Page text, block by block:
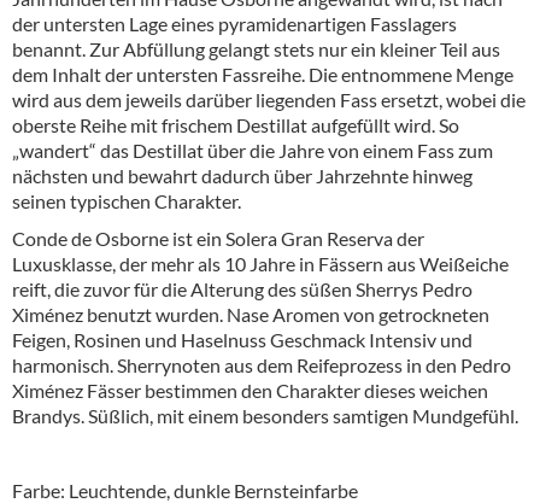
der untersten Lage eines pyramidenartigen Fasslagers
benannt. Zur Abfüllung gelangt stets nur ein kleiner Teil aus
dem Inhalt der untersten Fassreihe. Die entnommene Menge
wird aus dem jeweils darüber liegenden Fass ersetzt, wobei die
oberste Reihe mit frischem Destillat aufgefüllt wird. So
„wandert“ das Destillat über die Jahre von einem Fass zum
nächsten und bewahrt dadurch über Jahrzehnte hinweg
seinen typischen Charakter.
Conde de Osborne ist ein Solera Gran Reserva der
Luxusklasse, der mehr als 10 Jahre in Fässern aus Weißeiche
reift, die zuvor für die Alterung des süßen Sherrys Pedro
Ximénez benutzt wurden. Nase Aromen von getrockneten
Feigen, Rosinen und Haselnuss Geschmack Intensiv und
harmonisch. Sherrynoten aus dem Reifeprozess in den Pedro
Ximénez Fässer bestimmen den Charakter dieses weichen
Brandys. Süßlich, mit einem besonders samtigen Mundgefühl.
Farbe: Leuchtende, dunkle Bernsteinfarbe